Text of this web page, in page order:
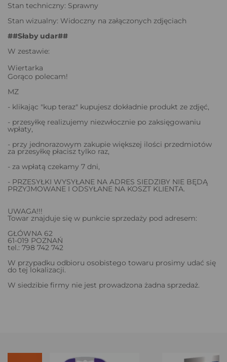
Stan techniczny: Sprawny
Stan wizualny: Widoczny na załączonych zdjęciach
##Słaby udar##
W zestawie:
Wiertarka
Gorąco polecam!
MZ
- klikając "kup teraz" kupujesz dokładnie produkt ze zdjęć,
- przesyłkę realizujemy niezwłocznie po zaksięgowaniu
wpłaty,
- przy jednorazowym zakupie większej ilości przedmiotów
za przesyłkę płacisz tylko raz,
- za wpłatą czekamy 7 dni,
- PRZESYŁKI WYSYŁANE NA ADRES SIEDZIBY NIE BĘDĄ
PRZYJMOWANE I ODSYŁANE NA KOSZT KLIENTA.
UWAGA!!!
Towar znajduje się w punkcie sprzedaży pod adresem:
GŁÓWNA 62
61-019 POZNAŃ
tel.: 798 742 742
W przypadku odbioru osobistego towaru prosimy udać się
do tej lokalizacji.
W siedzibie firmy nie jest prowadzona żadna sprzedaż.